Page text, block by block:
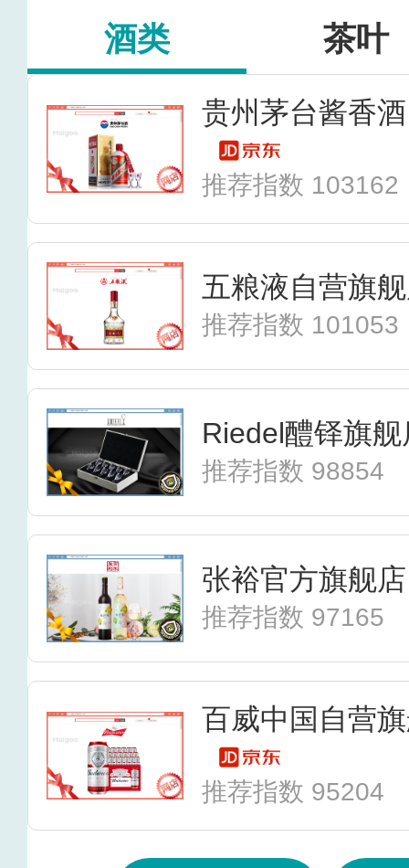
酒类 茶叶
推荐指数 103162
五粮液自营旗
推荐指数 101053
Riedel醴铎旗舰
推荐指数 98854
张裕官方旗舰店
推荐指数 97165
百威中国自营
推荐指数 95204